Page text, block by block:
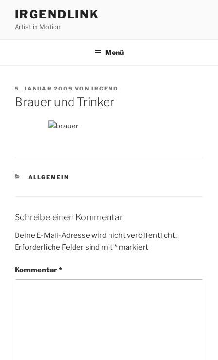
Inhalt
springen
IRGENDLINK
Artist in Motion
Menü
VERÖFFENTLICHT
AM
5. JANUAR 2009 VON IRGEND
Brauer und Trinker
KATEGORIEN
ALLGEMEIN
Schreibe einen Kommentar
Deine E-Mail-Adresse wird nicht veröffentlicht.
Erforderliche Felder sind mit* markiert
Kommentar*